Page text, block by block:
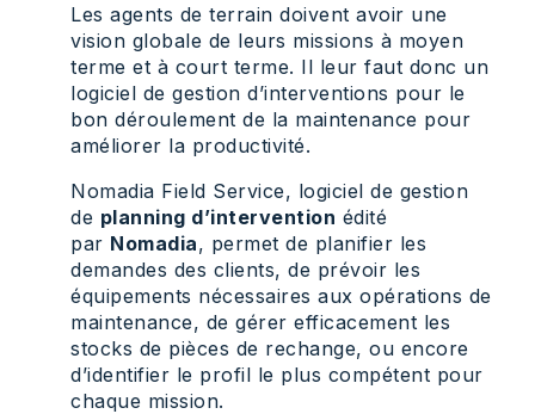
Les agents de terrain doivent avoir une
vision globale de leurs missions à moyen
terme et à court terme. Il leur faut donc un
logiciel de gestion d’interventions pour le
bon déroulement de la maintenance pour
améliorer la productivité.
Nomadia Field Service, logiciel de gestion
de planning d’intervention édité
par Nomadia, permet de planifier les
demandes des clients, de prévoir les
équipements nécessaires aux opérations de
maintenance, de gérer efficacement les
stocks de pièces de rechange, ou encore
d’identifier le profil le plus compétent pour
chaque mission.